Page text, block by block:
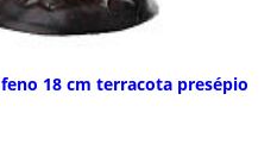
18 cm terracota presépio